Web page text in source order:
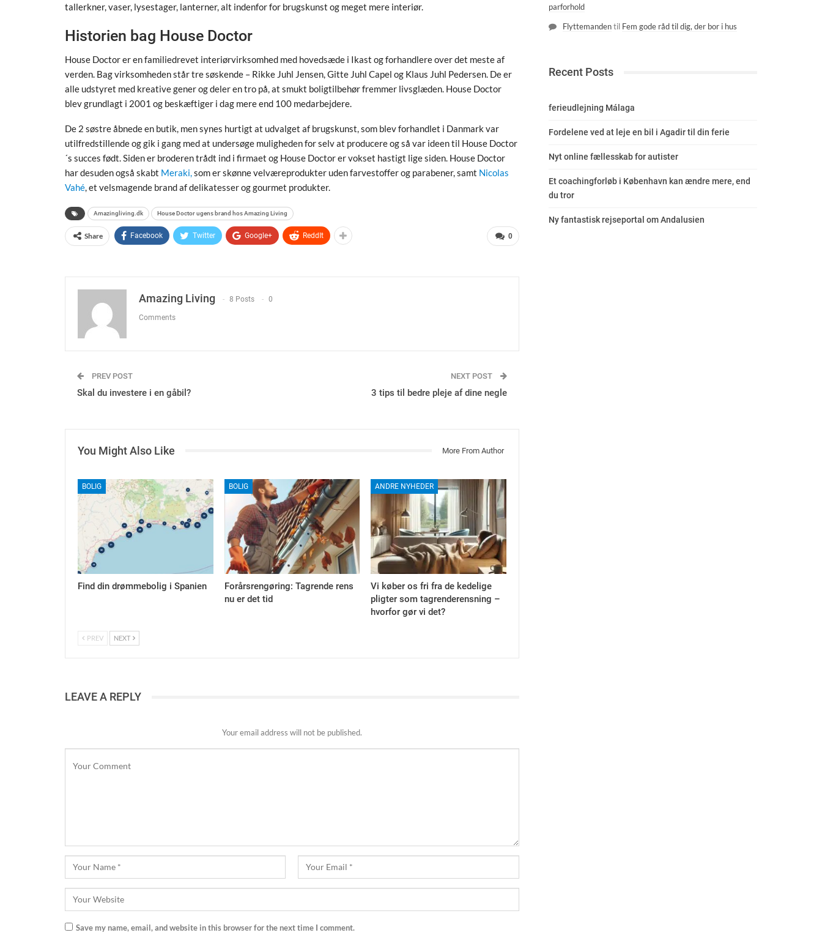
tallerkner, vaser, lysestager, lanterner, alt indenfor for brugskunst og meget mere interiør.
Historien bag House Doctor
House Doctor er en familiedrevet interiørvirksomhed med hovedsæde i Ikast og forhandlere over det meste af
verden. Bag virksomheden står tre søskende – Rikke Juhl Jensen, Gitte Juhl Capel og Klaus Juhl Pedersen. De er
alle udstyret med kreative gener og deler en tro på, at smukt boligtilbehør fremmer livsglæden. House Doctor
blev grundlagt i 2001 og beskæftiger i dag mere end 100 medarbejdere.
De 2 søstre åbnede en butik, men synes hurtigt at udvalget af brugskunst, som blev forhandlet i Danmark var
utilfredstillende og gik i gang med at undersøge muligheden for selv at producere og så var ideen til House Doctor
´s succes født. Siden er broderen trådt ind i firmaet og House Doctor er vokset hastigt lige siden. House Doctor
har desuden også skabt Meraki,som er skønne velværeprodukter uden farvestoffer og parabener, samt Nicolas
Vahé, et velsmagende brand af delikatesser og gourmet produkter.
Amazingliving.dk House Doctor ugens brand hos Amazing Living
0
Share Facebook Twitter Google+ ReddIt
Amazing Living 8 Posts 0
Comments
PREV POST
Skal du investere i en gåbil?
NEXT POST
3 tips til bedre pleje af dine negle
You Might Also Like More From Author
BOLIG
Find din drømmebolig i Spanien
BOLIG
Forårsrengøring: Tagrende rens
nu er det tid
ANDRE NYHEDER
Vi køber os fri fra de kedelige
pligter som tagrenderensning –
hvorfor gør vi det?
PREV NEXT
LEAVE A REPLY
Your email address will not be published.
Save my name, email, and website in this browser for the next time I comment.
parforhold
Flyttemandentil Fem gode råd til dig, der bor i hus
Recent Posts
ferieudlejning Málaga
Fordelene ved at leje en bil i Agadir til din ferie
Nyt online fællesskab for autister
Et coachingforløb i København kan ændre mere, end
du tror
Ny fantastisk rejseportal om Andalusien